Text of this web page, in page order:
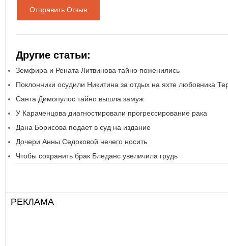
Отправить Отзыв
Другие статьи:
Земфира и Рената Литвинова тайно поженились
Поклонники осудили Никитина за отдых на яхте любовника
Санта Димопулос тайно вышла замуж
У Караченцова диагностировали прогрессирование рака
Дана Борисова подает в суд на издание
Дочери Анны Седоковой нечего носить
Чтобы сохранить брак Бледанс увеличила грудь
РЕКЛАМА